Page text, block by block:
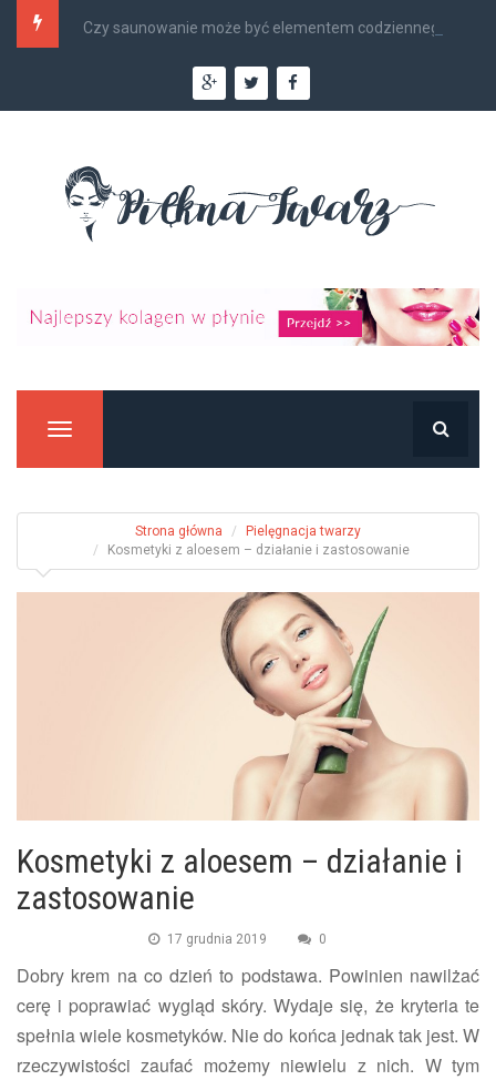
Czy saunowanie może być elementem codziennego...
Manu
Strona główna
Pielęgnacja twarzy
Kosmetyki z aloesem – działanie i zastosowanie
Kosmetyki z aloesem – działanie i
zastosowanie
17 grudnia 2019 0
Dobry krem na co dzień to podstawa. Powinien nawilżać
cerę i poprawiać wygląd skóry. Wydaje się, że kryteria te
spełnia wiele kosmetyków. Nie do końca jednak tak jest. W
rzeczywistości zaufać możemy niewielu z nich. W tym